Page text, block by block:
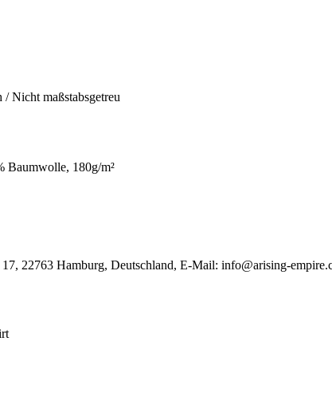
Nicht maßstabsgetreu
Baumwolle, 180g/m²
22763 Hamburg, Deutschland, E-Mail: info@arising-